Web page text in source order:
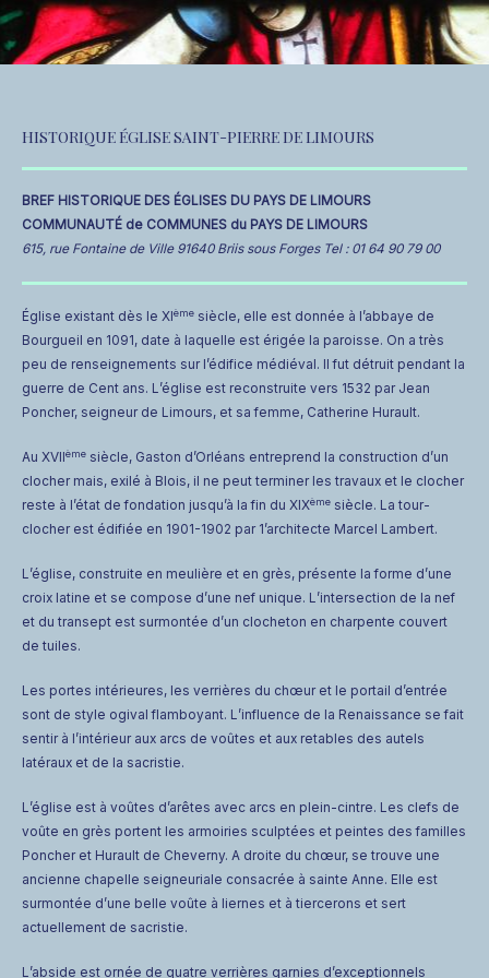
HISTORIQUE ÉGLISE SAINT-PIERRE DE LIMOURS
BREF HISTORIQUE DES ÉGLISES DU PAYS DE LIMOURS
COMMUNAUTÉ de COMMUNES du PAYS DE LIMOURS
615, rue Fontaine de Ville 91640 Briis sous Forges Tel : 01 64 90 79 00
Église existant dès le XI ème siècle, elle est donnée à l’abbaye de
Bourgueil en 1091, date à laquelle est érigée la paroisse. On a très
peu de renseignements sur l’édifice médiéval. Il fut détruit pendant la
guerre de Cent ans. L’église est reconstruite vers 1532 par Jean
Poncher, seigneur de Limours, et sa femme, Catherine Hurault.
Au XVII ème siècle, Gaston d’Orléans entreprend la construction d’un
clocher mais, exilé à Blois, il ne peut terminer les travaux et le clocher
reste à l’état de fondation jusqu’à la fin du XIXème siècle. La tour-
clocher est édifiée en 1901-1902 par 1’architecte Marcel Lambert.
L’église, construite en meulière et en grès, présente la forme d’une
croix latine et se compose d’une nef unique. L’intersection de la nef
et du transept est surmontée d’un clocheton en charpente couvert
de tuiles.
Les portes intérieures, les verrières du chœur et le portail d’entrée
sont de style ogival flamboyant. L’influence de la Renaissance se fait
sentir à l’intérieur aux arcs de voûtes et aux retables des autels
latéraux et de la sacristie.
L’église est à voûtes d’arêtes avec arcs en plein-cintre. Les clefs de
voûte en grès portent les armoiries sculptées et peintes des familles
Poncher et Hurault de Cheverny. A droite du chœur, se trouve une
ancienne chapelle seigneuriale consacrée à sainte Anne. Elle est
surmontée d’une belle voûte à liernes et à tiercerons et sert
actuellement de sacristie.
L’abside est ornée de quatre verrières garnies d’exceptionnels